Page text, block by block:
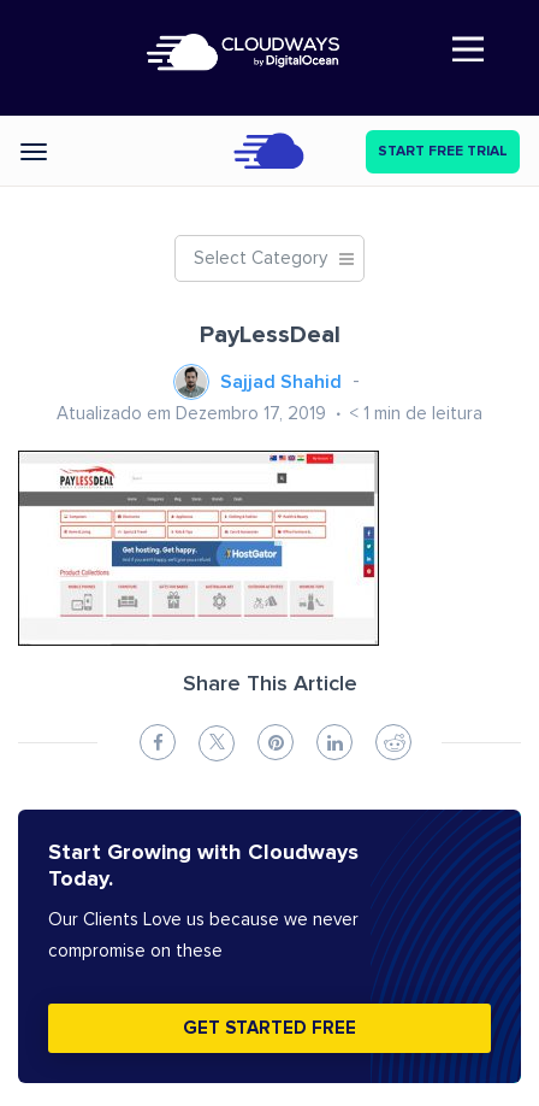
Abre a navegação
Categories START FREE TRIAL
Select Category
PayLessDeal
Sajjad Shahid
Atualizado em Dezembro 17, 2019 < 1 min de leitura
Share This Article
Start Growing with Cloudways
Today.
Our Clients Love us because we never
compromise on these
GET STARTED FREE